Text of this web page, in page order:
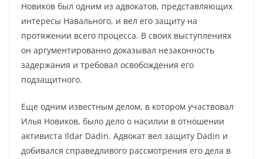
Новиков был одним из адвокатов, представляющих
интересы Навального, и вел его защиту на
протяжении всего процесса. В своих выступлениях
он аргументированно доказывал незаконность
задержания и требовал освобождения его
подзащитного.
Еще одним известным делом, в котором участвовал
Илья Новиков, было дело о насилии в отношении
активиста Ildar Dadin. Адвокат вел защиту Dadin и
добивался справедливого рассмотрения его дела в